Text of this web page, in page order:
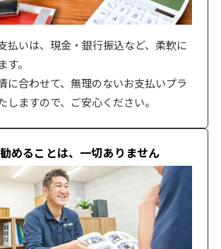
払いは、現金・銀行振込など、柔軟に
。
に合わせて、無理のないお支払いプラ
しますので、ご安心ください。
めることは、一切ありません